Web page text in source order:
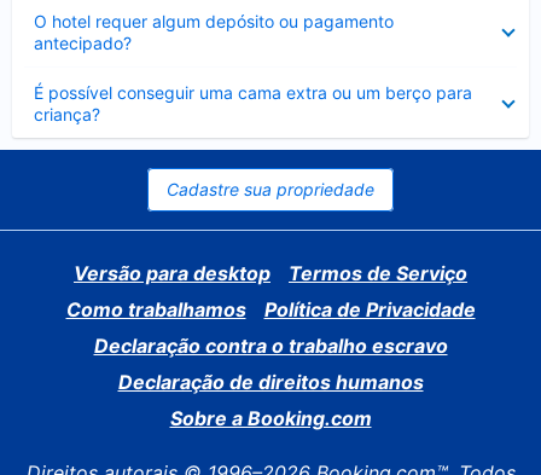
O hotel requer algum depósito ou pagamento
antecipado?
É possível conseguir uma cama extra ou um berço para
criança?
Contraído
Cadastre sua propriedade
Versão para desktop
Termos de Serviço
Como trabalhamos
Política de Privacidade
Declaração contra o trabalho escravo
Declaração de direitos humanos
Sobre a Booking.com